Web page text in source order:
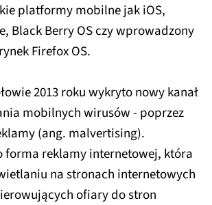
platformy mobilne jak iOS,
Black Berry OS czy wprowadzony
Firefox OS.
2013 roku wykryto nowy kanał
mobilnych wirusów - poprzez
(ang. malvertising).
forma reklamy internetowej, która
na stronach internetowych
ofiary do stron